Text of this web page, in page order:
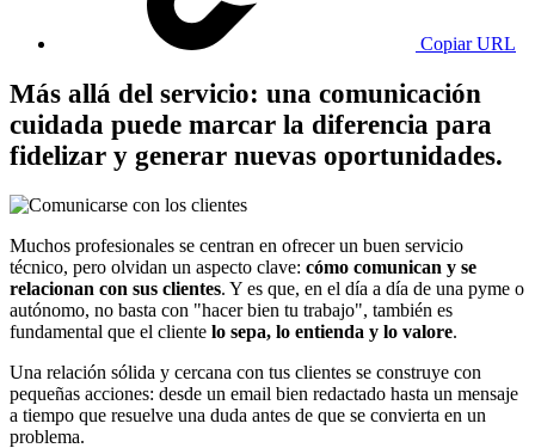
Copiar URL
Más allá del servicio: una comunicación
cuidada puede marcar la diferencia para
fidelizar y generar nuevas oportunidades.
Muchos profesionales se centran en ofrecer un buen servicio
técnico, pero olvidan un aspecto clave: cómo comunican y se
relacionan con sus clientes. Y es que, en el día a día de una pyme o
autónomo, no basta con "hacer bien tu trabajo", también es
fundamental que el cliente lo sepa, lo entienda y lo valore.
Una relación sólida y cercana con tus clientes se construye con
pequeñas acciones: desde un email bien redactado hasta un mensaje
a tiempo que resuelve una duda antes de que se convierta en un
problema.